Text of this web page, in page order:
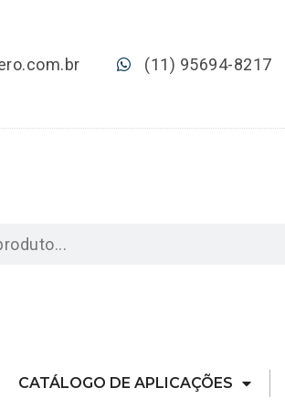
(11) 95694-8217
CATÁLOGO DE APLICAÇÕES